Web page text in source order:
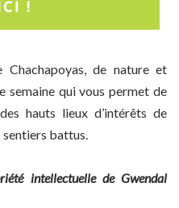
Chachapoyas, de nature et
semaine qui vous permet de
hauts lieux d’intérêts de
battus.
intellectuelle de Gwendal